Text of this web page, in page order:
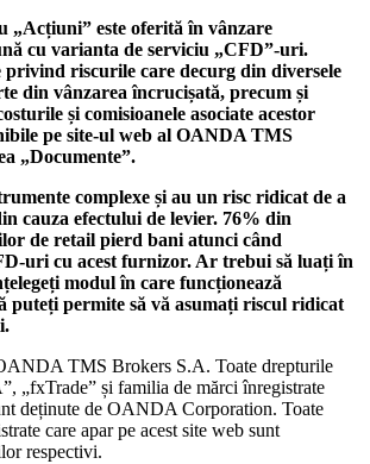
„Acțiuni” este oferită în vânzare
cu varianta de serviciu „CFD”-uri.
riscurile care decurg din diversele
din vânzarea încrucișată, precum și
și comisioanele asociate acestor
pe site-ul web al OANDA TMS
„Documente”.
complexe și au un risc ridicat de a
cauza efectului de levier. 76% din
de retail pierd bani atunci când
uri cu acest furnizor. Ar trebui să luați în
modul în care funcționează
puteți permite să vă asumați riscul ridicat
TMS Brokers S.A. Toate drepturile
„fxTrade” și familia de mărci înregistrate
deținute de OANDA Corporation. Toate
care apar pe acest site web sunt
respectivi.